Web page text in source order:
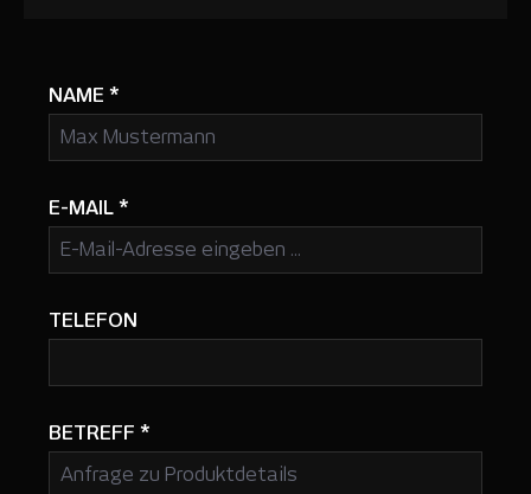
NAME *
E-MAIL *
TELEFON
BETREFF *